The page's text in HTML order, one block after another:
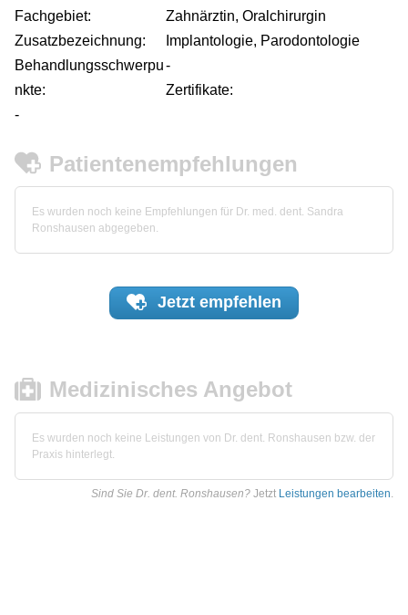
Fachgebiet:
Zahnärztin, Oralchirurgin
Zusatzbezeichnung:
Implantologie, Parodontologie
Behandlungsschwerpu
nkte:
-
Zertifikate:
-
Patientenempfehlungen
Es wurden noch keine Empfehlungen für Dr. med. dent. Sandra
Ronshausen abgegeben.
Jetzt empfehlen
Medizinisches Angebot
Es wurden noch keine Leistungen von Dr. dent. Ronshausen bzw. der
Praxis hinterlegt.
Sind Sie Dr. dent. Ronshausen? Jetzt Leistungen bearbeiten.